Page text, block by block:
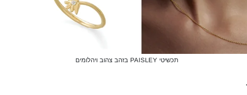
תכשיטי PAISLEY בזהב צהוב ויהלומים